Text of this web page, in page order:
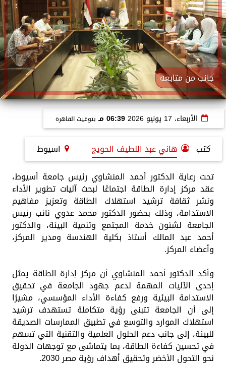
جانب من متابعه
الأربعاء، 17 يونيو 2026 06:39 مـ بتوقيت القاهرة
كتب هاني عبد اللطيف الحويج
اسيوط
تحت رعاية الدكتور أحمد المنشاوي رئيس جامعة أسيوط،
عقد مركز إدارة الطاقة اجتماعًا لبحث آليات تطوير الأداء
ونشر ثقافة ترشيد استهلاك الطاقة وتعزيز مفاهيم
الاستدامة، وذلك بحضور الدكتور محمد عدوي نائب رئيس
الجامعة لشئون خدمة المجتمع وتنمية البيئة، والدكتور
أحمد عبد المالك أستاذ بكلية الهندسة ومدير المركز،
وأعضاء المركز.
وأكد الدكتور أحمد المنشاوي أن مركز إدارة الطاقة يمثل
إحدى الآليات المهمة لدعم جهود الجامعة في تحقيق
الاستدامة البيئية ورفع كفاءة الأداء المؤسسي، مشيرًا
إلى أن الجامعة تتبنى رؤية متكاملة تستهدف ترشيد
استهلاك الموارد والتوسع في تطبيق الممارسات الصديقة
للبيئة، إلى جانب دعم الحلول العلمية والتقنية التي تسهم
في تحسين كفاءة الطاقة، بما يتماشى مع توجهات الدولة
نحو التحول الأخضر وتحقيق أهداف رؤية مصر 2030.